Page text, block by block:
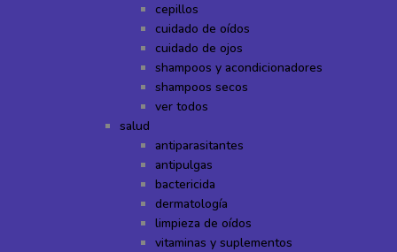
cepillos
cuidado de oídos
cuidado de ojos
shampoos y acondicionadores
shampoos secos
ver todos
salud
antiparasitantes
antipulgas
bactericida
dermatología
limpieza de oídos
vitaminas y suplementos